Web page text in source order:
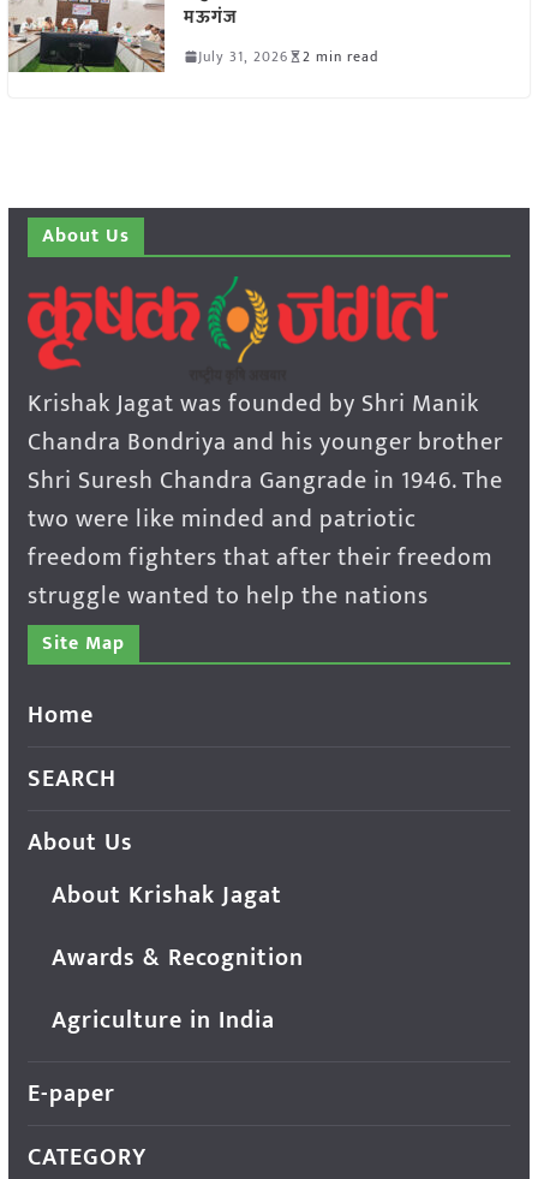
मऊगंज
July 31, 2026 2 min read
About Us
Krishak Jagat was founded by Shri Manik
Chandra Bondriya and his younger brother
Shri Suresh Chandra Gangrade in 1946. The
two were like minded and patriotic
freedom fighters that after their freedom
struggle wanted to help the nations
Site Map
Home
SEARCH
About Us
About Krishak Jagat
Awards & Recognition
Agriculture in India
E-paper
CATEGORY